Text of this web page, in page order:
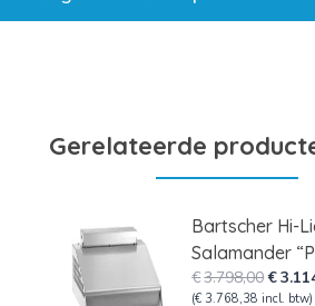
Gerelateerde
Bartscher Hi-
Salamander
€3.798,00
prijs
€
(€ 3.768,38 incl. btw)